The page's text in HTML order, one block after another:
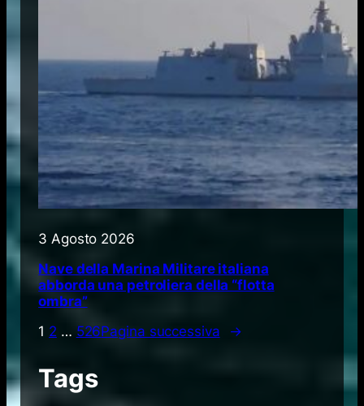
3 Agosto 2026
Nave della Marina Militare italiana
abborda una petroliera della “flotta
ombra”
1 2 … 526Pagina successiva →
Tags